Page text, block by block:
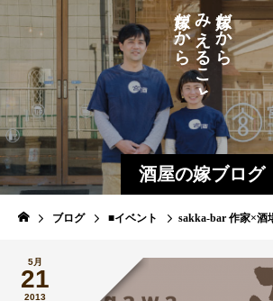
酒屋の嫁ブログ
だ
か
ら
み
え
る
こ
と
だ
か
ら
た
の
し
ブログ ■イベント sakka-bar 作家×酒
5月
21
2013